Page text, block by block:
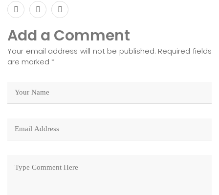
Add a Comment
Your email address will not be published. Required fields
are marked *